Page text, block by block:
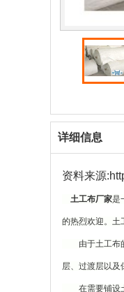
详细信息
资料来源
土工布厂家是
的热烈欢迎。土
由于土工布的
层、过渡层以及
在需要铺设土